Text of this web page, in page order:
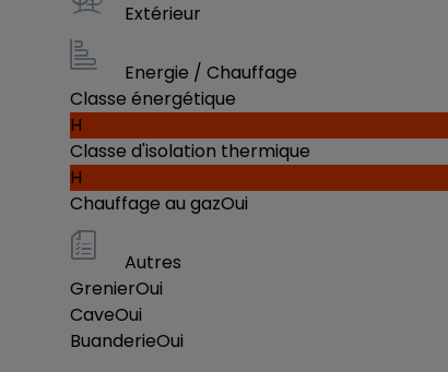
Extérieur
Energie / Chauffage
Classe énergétique
H
Classe d'isolation thermique
H
Chauffage au gazOui
Autres
GrenierOui
CaveOui
BuanderieOui